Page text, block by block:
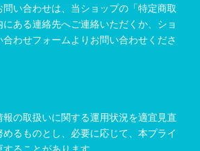
い合わせは、当ショップの「特定商取
ある連絡先へご連絡いただくか、ショ
わせフォームよりお問い合わせくださ
の取扱いに関する運用状況を適宜見直
るものとし、必要に応じて、本プライ